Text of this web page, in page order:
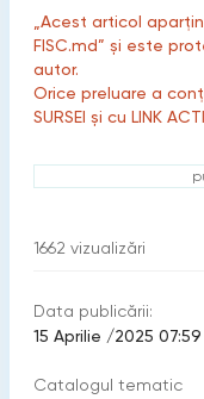
„Acest articol
FISC.md” și este
autor.
Orice preluare a
SURSEI și cu LINK
1662 vizualizări
Data publicării:
15 Aprilie /2025 07:59
Catalogul tematic